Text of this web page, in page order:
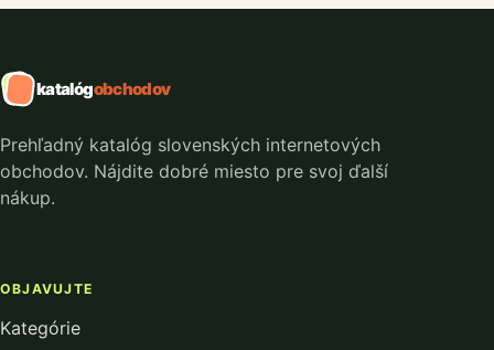
katalógobchodov
Prehľadný katalóg slovenských internetových
obchodov. Nájdite dobré miesto pre svoj ďalší
nákup.
OBJAVUJTE
Kategórie